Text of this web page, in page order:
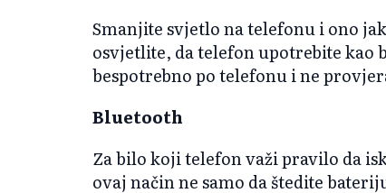
Smanjite svjetlo na telefonu i ono
osvjetlite, da telefon upotrebite kao
bespotrebno po telefonu i ne
Bluetooth
Za bilo koji telefon važi pravilo da
ovaj način ne samo da štedite